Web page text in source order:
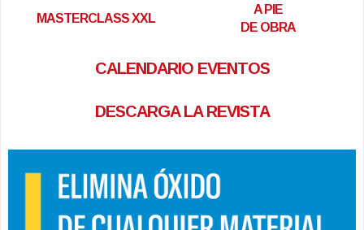
MASTERCLASS XXL
A PIE
DE OBRA
CALENDARIO EVENTOS
DESCARGA LA REVISTA